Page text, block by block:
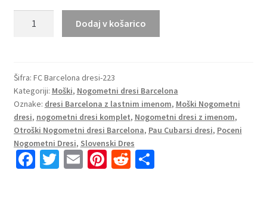
Barcelona
Domači
2025-
26
tisk
Pau
Cubarsí
Dodaj v košarico
Šifra: FC Barcelona dresi-223
Kategoriji: Moški, Nogometni dresi Barcelona
Oznake: dresi Barcelona z lastnim imenom, Moški Nogometni
dresi, nogometni dresi komplet, Nogometni dresi z imenom,
Otroški Nogometni dresi Barcelona, Pau Cubarsi dresi, Poceni
Nogometni Dresi, Slovenski Dres
Fa T E Pi R S